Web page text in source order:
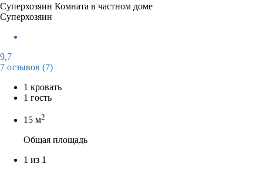
Суперхозяин Комната в частном доме
Суперхозяин
9,7
7 отзывов (7)
1 кровать
1 гость
15 м2
Общая площадь
1 из 1